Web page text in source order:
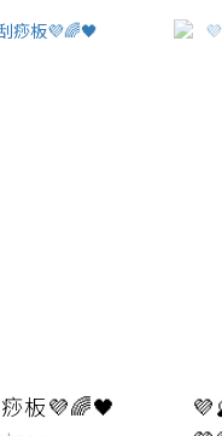
板💜🌈🖤